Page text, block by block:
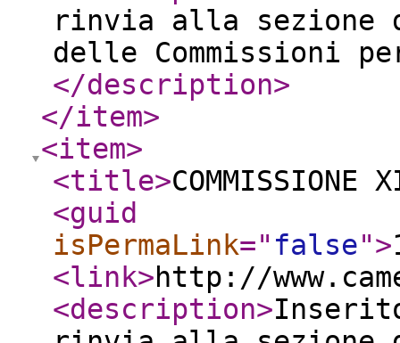
rinvia alla sezione
delle Commissioni
</description>
</item>
<item>
<title>COMMISSIONE
<guid
isPermaLink=" false">
<link>http://
<description>